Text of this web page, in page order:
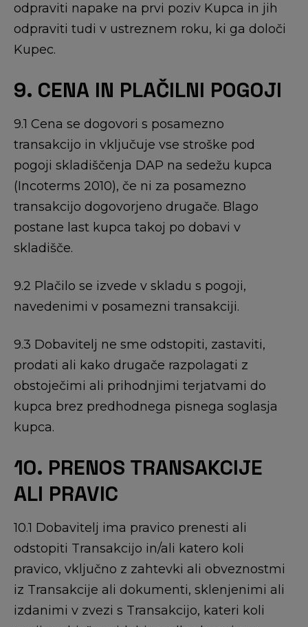
odpraviti napake na prvi poziv Kupca in jih
odpraviti tudi v ustreznem roku, ki ga določi
Kupec.
9. CENA IN PLAČILNI POGOJI
9.1 Cena se dogovori s posamezno
transakcijo in vključuje vse stroške pod
pogoji skladiščenja DAP na sedežu kupca
(Incoterms 2010), če ni za posamezno
transakcijo dogovorjeno drugače. Blago
postane last kupca takoj po dobavi v
skladišče.
9.2 Plačilo se izvede v skladu s pogoji,
navedenimi v posamezni transakciji.
9.3 Dobavitelj ne sme odstopiti, zastaviti,
prodati ali kako drugače razpolagati z
obstoječimi ali prihodnjimi terjatvami do
kupca brez predhodnega pisnega soglasja
kupca.
10. PRENOS TRANSAKCIJE
ALI PRAVIC
10.1 Dobavitelj ima pravico prenesti ali
odstopiti Transakcijo in/ali katero koli
pravico, vključno z zahtevki ali obveznostmi
iz Transakcije ali dokumenti, sklenjenimi ali
izdanimi v zvezi s Transakcijo, kateri koli